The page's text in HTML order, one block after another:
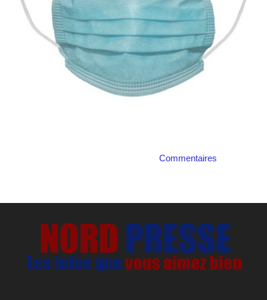
Commentaires